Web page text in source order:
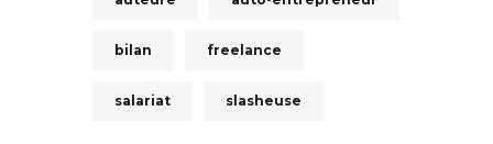
bilan freelance
salariat slasheuse